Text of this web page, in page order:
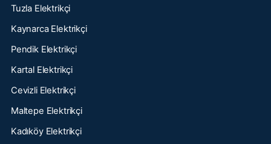
Tuzla Elektrikçi
Kaynarca Elektrikçi
Pendik Elektrikçi
Kartal Elektrikçi
Cevizli Elektrikçi
Maltepe Elektrikçi
Kadıköy Elektrikçi